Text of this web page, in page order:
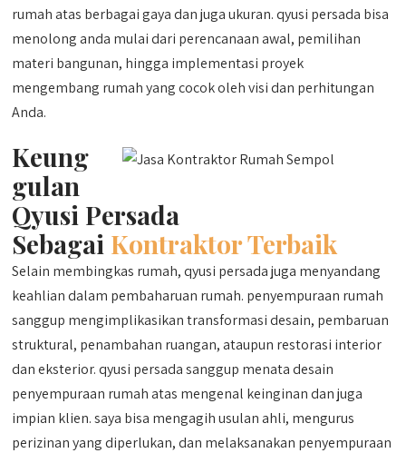
rumah atas berbagai gaya dan juga ukuran. qyusi persada bisa
menolong anda mulai dari perencanaan awal, pemilihan
materi bangunan, hingga implementasi proyek
mengembang rumah yang cocok oleh visi dan perhitungan
Anda.
Keung
gulan
Qyusi Persada
Sebagai Kontraktor Terbaik
Selain membingkas rumah, qyusi persada juga menyandang
keahlian dalam pembaharuan rumah. penyempuraan rumah
sanggup mengimplikasikan transformasi desain, pembaruan
struktural, penambahan ruangan, ataupun restorasi interior
dan eksterior. qyusi persada sanggup menata desain
penyempuraan rumah atas mengenal keinginan dan juga
impian klien. saya bisa mengagih usulan ahli, mengurus
perizinan yang diperlukan, dan melaksanakan penyempuraan